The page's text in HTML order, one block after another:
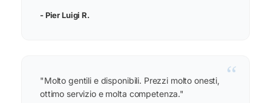
- Pier Luigi R.
“
"Molto gentili e disponibili. Prezzi molto onesti,
ottimo servizio e molta competenza."